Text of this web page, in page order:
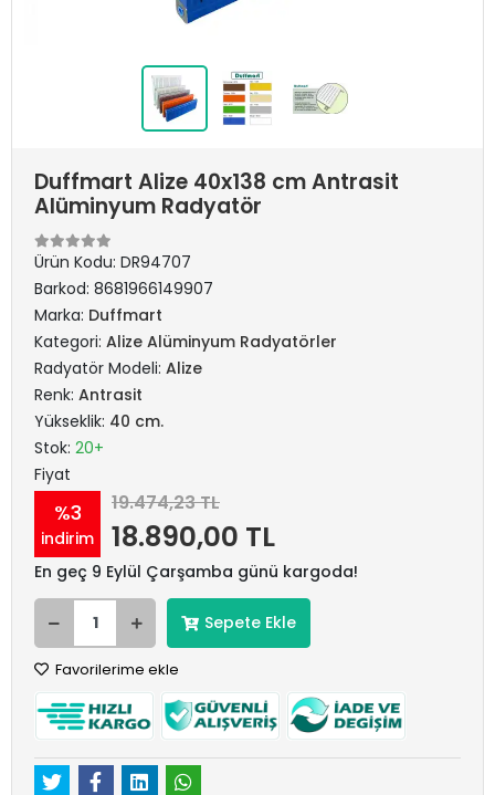
Duffmart Alize 40x138 cm Antrasit
Alüminyum Radyatör
Ürün Kodu: DR94707
Barkod: 8681966149907
Marka: Duffmart
Kategori: Alize Alüminyum Radyatörler
Radyatör Modeli: Alize
Renk: Antrasit
Yükseklik: 40 cm.
Stok: 20+
Fiyat
%3
indirim
19.474,23 TL
18.890,00 TL
En geç 9 Eylül Çarşamba günü kargoda!
Sepete Ekle
Favorilerime ekle